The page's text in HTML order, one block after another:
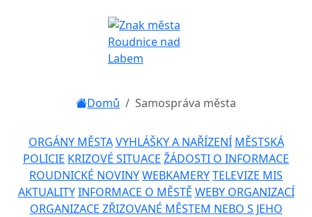
Domů Samospráva města
ORGÁNY MĚSTA VYHLÁŠKY A NAŘÍZENÍ MĚSTSKÁ
POLICIE KRIZOVÉ SITUACE ŽÁDOSTI O INFORMACE
ROUDNICKÉ NOVINYWEBKAMERYTELEVIZE MIS
AKTUALITY INFORMACE O MĚSTĚ WEBY ORGANIZACÍ
ORGANIZACE ZŘIZOVANÉ MĚSTEM NEBO S JEHO